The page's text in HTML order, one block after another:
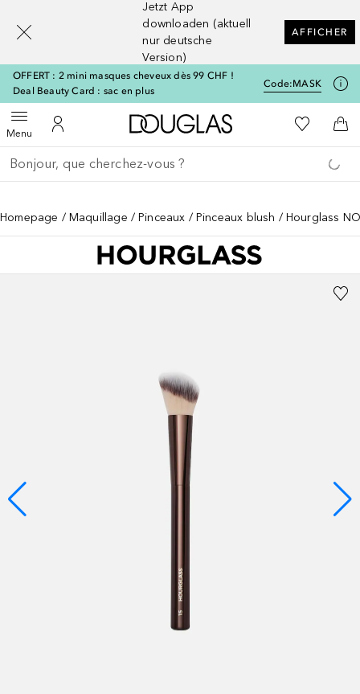
Jetzt App
downloaden (aktuell
nur deutsche
Version)
AFFICHER
OFFERT : 2 mini masques cheveux dès 99 CHF !
Deal Beauty Card : sac en plus
Code:MASK
MenuOuvrir le menuVers Mon Compte
Vers l'accueil Douglas
Vers Ma
Retourner
Exécuter la recherche
Homepage Maquillage Pinceaux Pinceaux blush Hourglass
[navigation.slideout.screenreader]